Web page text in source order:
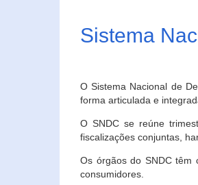
Sistema
O Sistema Nacional de
forma articulada e
O SNDC se reúne
fiscalizações conjuntas,
Os órgãos do SNDC têm
consumidores.